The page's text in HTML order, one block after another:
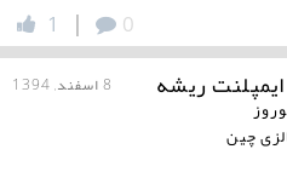
0
|
1
ریشه 8 اسفند, 1394
چین